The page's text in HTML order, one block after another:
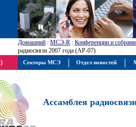
Домашний : МСЭ-R : Конференции и
радиосвязи 2007 года (АР-07)
Ассамблея
Секторы МСЭ Отдел новостей